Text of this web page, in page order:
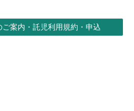
案内・託児利用規約・申込